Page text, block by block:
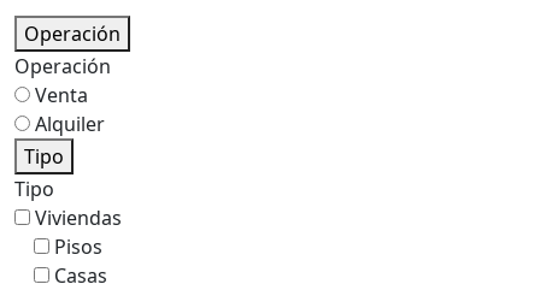
Operación
Operación
Venta
Alquiler
Tipo
Tipo
Viviendas
Pisos
Casas